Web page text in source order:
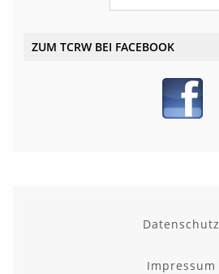
ZUM TCRW BEI FACEBOOK
Datenschutz
Impressum